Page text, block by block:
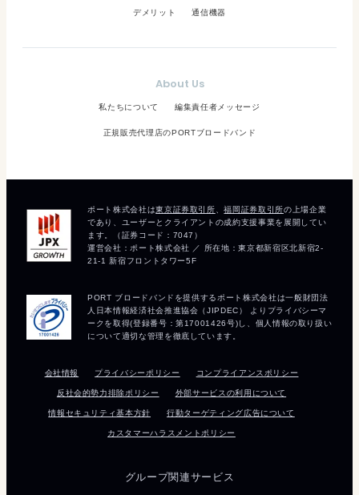
デメリット 通信機器
About Us
私たちについて 編集責任者メッセージ
正規販売代理店のPORTブロードバンド
会社情報 プライバシーポリシー コンプライアンスポリシー
反社会的勢力排除ポリシー 外部サービスの利用について
情報セキュリティ基本方針 行動ターゲティング広告について
カスタマーハラスメントポリシー